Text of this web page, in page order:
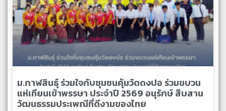
ม.กาฬสินธุ์ ร่วมใจกับชุมชนคุ้มวัดดงปอ ร่วมขบวน
แห่เทียนเข้าพรรษา ประจำปี 2569 อนุรักษ์ สืบสาน
วัฒนธรรมประเพณีที่ดีงามของไทย